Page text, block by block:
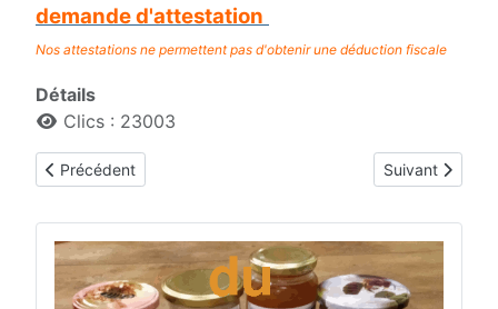
demande d'attestation
Nos attestations ne permettent pas d'obtenir une déduction fiscale
Détails
Clics : 23003
Article précédent : Le comité
Précédent Article suivant
Suivant